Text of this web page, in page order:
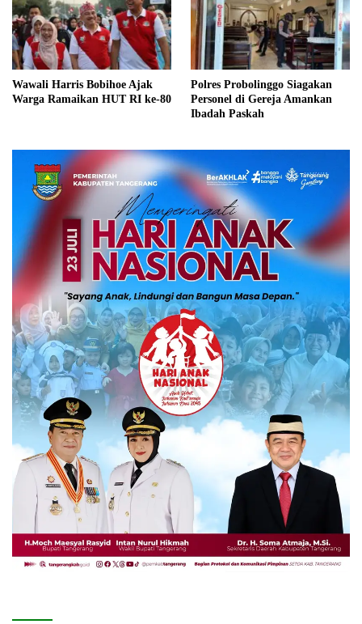
Wawali Harris Bobihoe Ajak
Warga Ramaikan HUT RI ke-80
Polres Probolinggo Siagakan
Personel di Gereja Amankan
Ibadah Paskah